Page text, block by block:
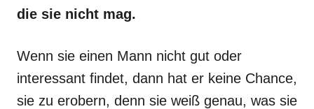
die sie nicht mag.
Wenn sie einen Mann nicht gut oder
interessant findet, dann hat er keine Chance,
sie zu erobern, denn sie weiß genau, was sie